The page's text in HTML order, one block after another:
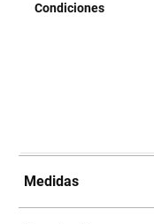
Condiciones
Medidas